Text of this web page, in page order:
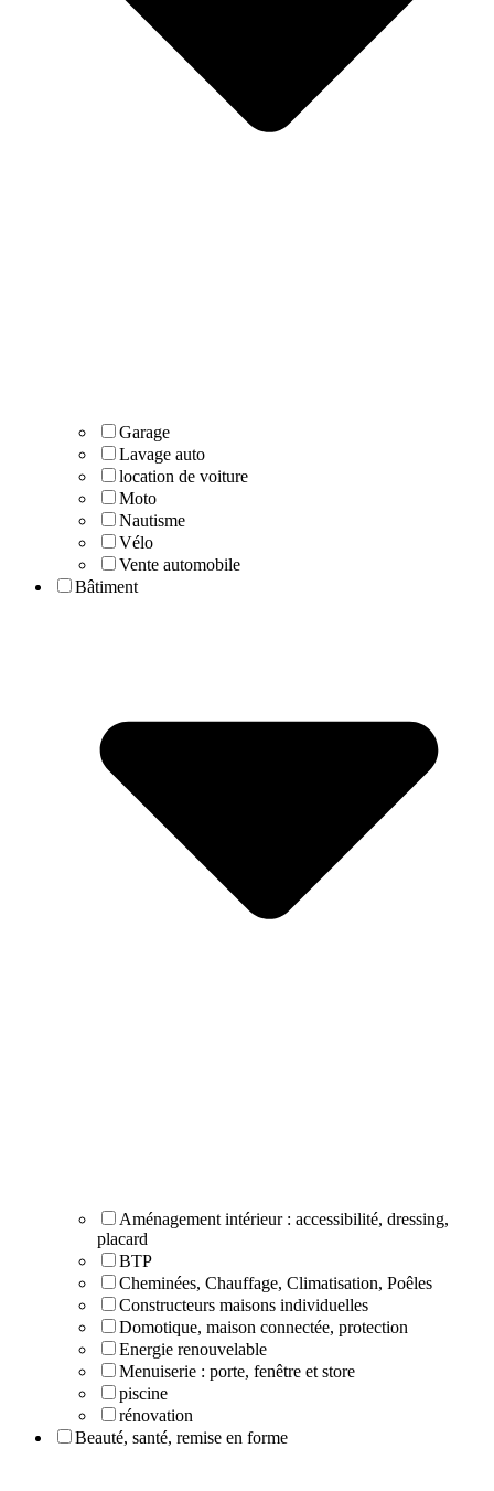
Garage
Lavage auto
location de voiture
Moto
Nautisme
Vélo
Vente automobile
Bâtiment
Aménagement intérieur : accessibilité, dressing,
placard
BTP
Cheminées, Chauffage, Climatisation, Poêles
Constructeurs maisons individuelles
Domotique, maison connectée, protection
Energie renouvelable
Menuiserie : porte, fenêtre et store
piscine
rénovation
Beauté, santé, remise en forme